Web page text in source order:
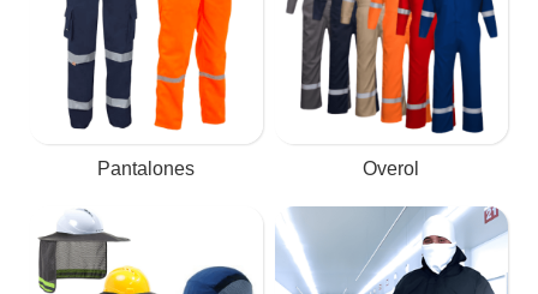
Pantalones Overol